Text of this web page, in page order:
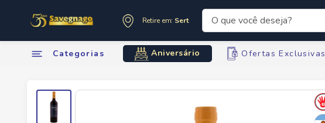
Retire em: Sertãozinho
O que você deseja?
Categorias Aniversário Ofertas Exclusivas
Termos mais buscados
leite
3º
cerveja
4